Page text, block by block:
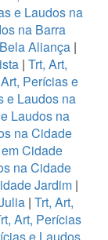
e Laudos na
na Barra
Aliança |
| Trt, Art,
Perícias e
e Laudos na
Laudos na
na Cidade
Cidade
na Cidade
Jardim|
| Trt, Art,
Art, Perícias